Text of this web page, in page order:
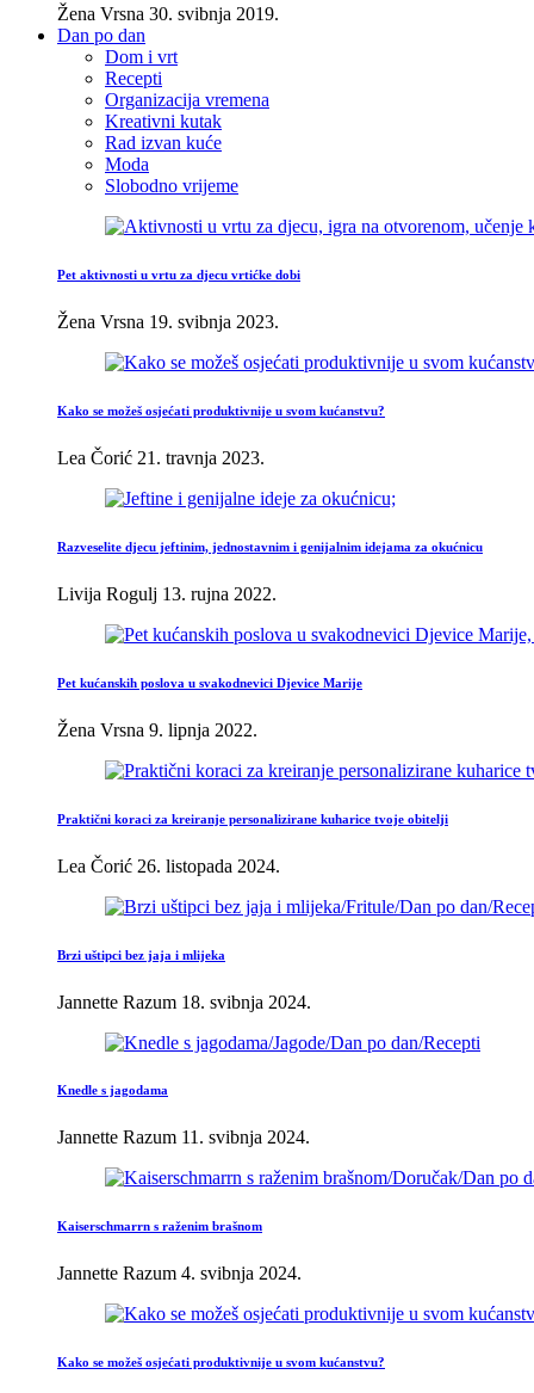
Žena Vrsna 30. svibnja 2019.
Dan po dan
Dom i vrt
Recepti
Organizacija vremena
Kreativni kutak
Rad izvan kuće
Moda
Slobodno vrijeme
Pet aktivnosti u vrtu za djecu vrtićke dobi
Žena Vrsna 19. svibnja 2023.
Kako se možeš osjećati produktivnije u svom kućanstvu?
Lea Čorić 21. travnja 2023.
Razveselite djecu jeftinim, jednostavnim i genijalnim idejama za okućnicu
Livija Rogulj 13. rujna 2022.
Pet kućanskih poslova u svakodnevici Djevice Marije
Žena Vrsna 9. lipnja 2022.
Praktični koraci za kreiranje personalizirane kuharice tvoje obitelji
Lea Čorić 26. listopada 2024.
Brzi uštipci bez jaja i mlijeka
Jannette Razum 18. svibnja 2024.
Knedle s jagodama
Jannette Razum 11. svibnja 2024.
Kaiserschmarrn s raženim brašnom
Jannette Razum 4. svibnja 2024.
Kako se možeš osjećati produktivnije u svom kućanstvu?